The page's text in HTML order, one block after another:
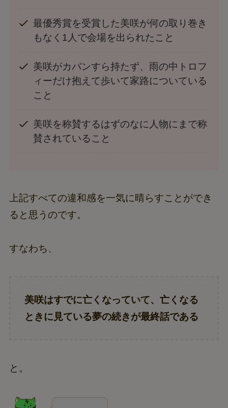
最優秀賞を受賞した美咲が何の取り巻き
もなく1人で会場を出られたこと
美咲がカバンすら持たず、雨の中トロフ
ィーだけ抱えて歩いて家路についている
こと
美咲を称賛するはずのなに人物にまで称
賛されていること
上記すべての違和感を一気に晴らすことができ
ると思うのです。
すなわち、
美咲はすでに亡くなっていて、亡くなる
ときに見ている夢の続きが最終話である
と。